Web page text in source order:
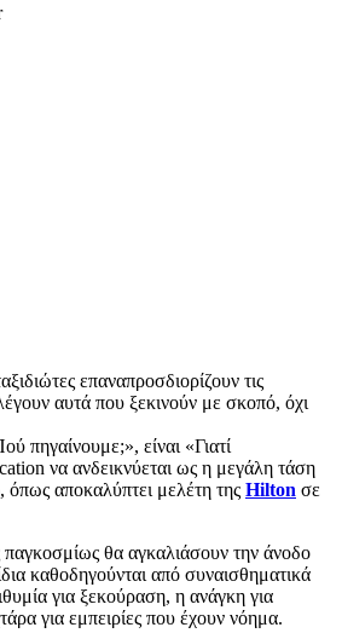
επαναπροσδιορίζουν τις
αυτά που ξεκινούν με σκοπό, όχι
πηγαίνουμε;», είναι «Γιατί
να ανδεικνύεται ως η μεγάλη τάση
όπως αποκαλύπτει μελέτη της Hilton σε
παγκοσμίως θα αγκαλιάσουν την άνοδο
καθοδηγούνται από συναισθηματικά
για ξεκούραση, η ανάγκη για
για εμπειρίες που έχουν νόημα.